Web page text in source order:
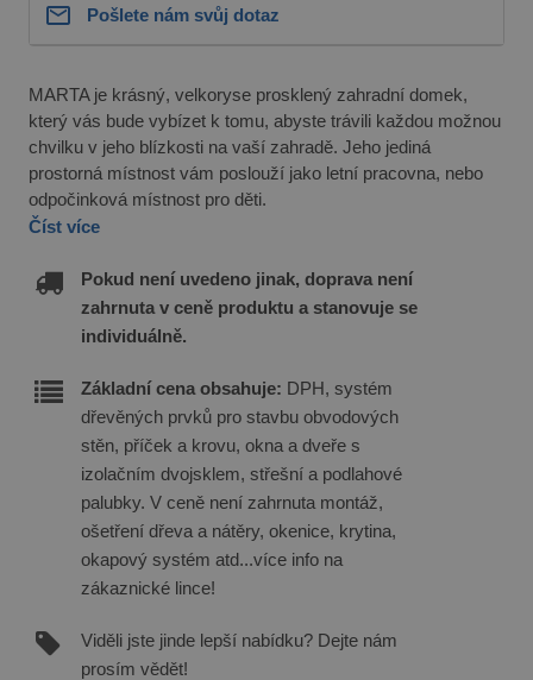
Pošlete nám svůj dotaz
MARTA je krásný, velkoryse prosklený zahradní domek,
který vás bude vybízet k tomu, abyste trávili každou možnou
chvilku v jeho blízkosti na vaší zahradě. Jeho jediná
prostorná místnost vám poslouží jako letní pracovna, nebo
odpočinková místnost pro děti.
Číst více
Pokud není uvedeno jinak, doprava není
zahrnuta v ceně produktu a stanovuje se
individuálně.
Základní cena obsahuje: DPH, systém
dřevěných prvků pro stavbu obvodových
stěn, příček a krovu, okna a dveře s
izolačním dvojsklem, střešní a podlahové
palubky. V ceně není zahrnuta montáž,
ošetření dřeva a nátěry, okenice, krytina,
okapový systém atd...více info na
zákaznické lince!
Viděli jste jinde lepší nabídku? Dejte nám
prosím vědět!